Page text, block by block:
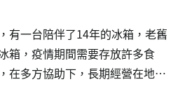
有一台陪伴了14年的冰箱，老舊
箱，疫情期間需要存放許多食
在多方協助下，長期經營在地品